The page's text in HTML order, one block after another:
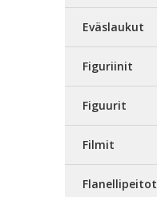
Eväslaukut
Figuriinit
Figuurit
Filmit
Flanellipeitot